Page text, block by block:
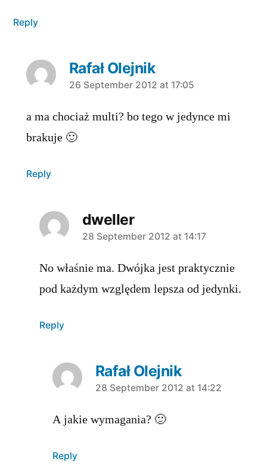
Reply
Rafał Olejnik
says:
26 September 2012 at 17:05
a ma chociaż multi? bo tego w jedynce mi
brakuje 🙂
Reply
dweller
says:
28 September 2012 at 14:17
No właśnie ma. Dwójka jest praktycznie
pod każdym względem lepsza od jedynki.
Reply
Rafał Olejnik
says:
28 September 2012 at 14:22
A jakie wymagania? 🙂
Reply